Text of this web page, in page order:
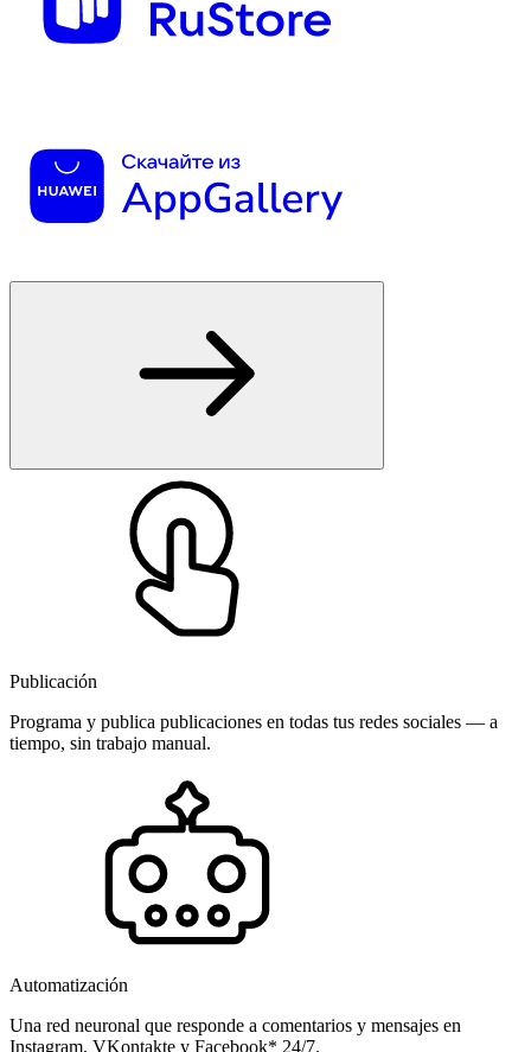
Publicación
Programa y publica publicaciones en todas tus redes sociales — a
tiempo, sin trabajo manual.
Automatización
Una red neuronal que responde a comentarios y mensajes en
Instagram, VKontakte y Facebook* 24/7.